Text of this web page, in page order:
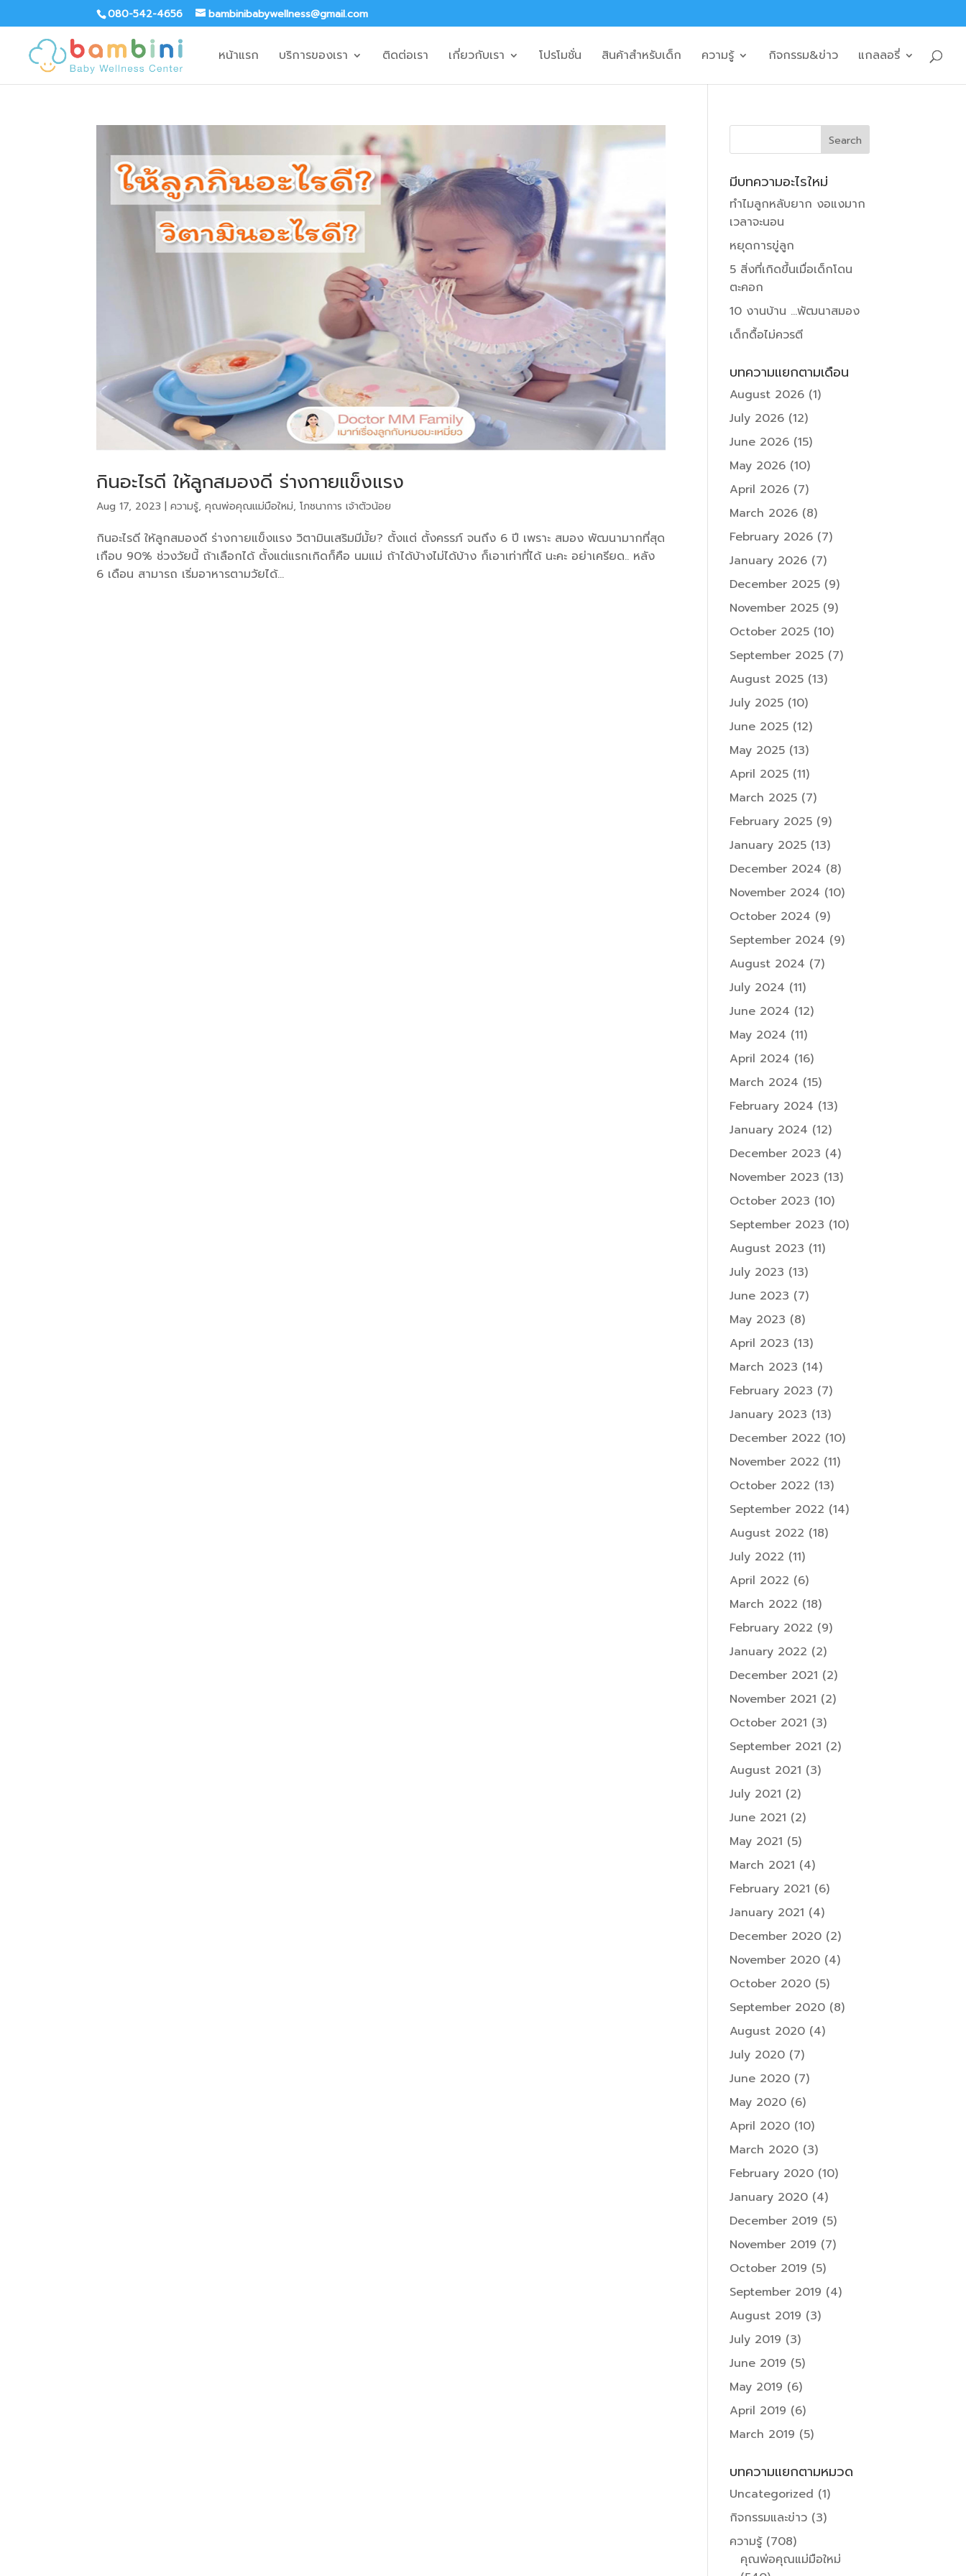
080-542-4656 bambinibabywellness@gmail.com
หน้าแรก บริการของเรา ติดต่อเรา เกี่ยวกับเรา โปรโมชั่น สินค้าสำหรับเด็ก ความรู้ กิจกรรม&ข่าว แกลลอรี่
กินอะไรดี ให้ลูกสมองดี ร่างกายแข็งแรง
Aug 17, 2023 |ความรู้,คุณพ่อคุณแม่มือใหม่,โภชนาการ เจ้าตัวน้อย
กินอะไรดี ให้ลูกสมองดี ร่างกายแข็งแรง วิตามินเสริมมีมั้ย? ตั้งแต่ ตั้งครรภ์ จนถึง 6 ปี เพราะ สมอง พัฒนามากที่สุด
เกือบ 90% ช่วงวัยนี้ ถ้าเลือกได้ ตั้งแต่แรกเกิดก็คือ นมแม่ ถ้าได้บ้างไม่ได้บ้าง ก็เอาเท่าที่ได้ นะคะ อย่าเครียด.. หลัง
6 เดือน สามารถ เริ่มอาหารตามวัยได้...
มีบทความอะไรใหม่
ทำไมลูกหลับยาก งอแงมาก
เวลาจะนอน
หยุดการขู่ลูก
5 สิ่งที่เกิดขึ้นเมื่อเด็กโดน
ตะคอก
10 งานบ้าน …พัฒนาสมอง
เด็กดื้อไม่ควรตี
บทความแยกตามเดือน
August 2026 (1)
July 2026 (12)
June 2026 (15)
May 2026 (10)
April 2026 (7)
March 2026 (8)
February 2026 (7)
January 2026 (7)
December 2025 (9)
November 2025 (9)
October 2025 (10)
September 2025 (7)
August 2025 (13)
July 2025 (10)
June 2025 (12)
May 2025 (13)
April 2025 (11)
March 2025 (7)
February 2025 (9)
January 2025 (13)
December 2024 (8)
November 2024 (10)
October 2024 (9)
September 2024 (9)
August 2024 (7)
July 2024 (11)
June 2024 (12)
May 2024 (11)
April 2024 (16)
March 2024 (15)
February 2024 (13)
January 2024 (12)
December 2023 (4)
November 2023 (13)
October 2023 (10)
September 2023 (10)
August 2023 (11)
July 2023 (13)
June 2023 (7)
May 2023 (8)
April 2023 (13)
March 2023 (14)
February 2023 (7)
January 2023 (13)
December 2022 (10)
November 2022 (11)
October 2022 (13)
September 2022 (14)
August 2022 (18)
July 2022 (11)
April 2022 (6)
March 2022 (18)
February 2022 (9)
January 2022 (2)
December 2021 (2)
November 2021 (2)
October 2021 (3)
September 2021 (2)
August 2021 (3)
July 2021 (2)
June 2021 (2)
May 2021 (5)
March 2021 (4)
February 2021 (6)
January 2021 (4)
December 2020 (2)
November 2020 (4)
October 2020 (5)
September 2020 (8)
August 2020 (4)
July 2020 (7)
June 2020 (7)
May 2020 (6)
April 2020 (10)
March 2020 (3)
February 2020 (10)
January 2020 (4)
December 2019 (5)
November 2019 (7)
October 2019 (5)
September 2019 (4)
August 2019 (3)
July 2019 (3)
June 2019 (5)
May 2019 (6)
April 2019 (6)
March 2019 (5)
บทความแยกตามหมวด
Uncategorized (1)
กิจกรรมและข่าว (3)
ความรู้(708)
คุณพ่อคุณแม่มือใหม่